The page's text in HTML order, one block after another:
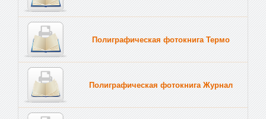
Полиграфическая фотокнига Термо
Полиграфическая фотокнига Журнал